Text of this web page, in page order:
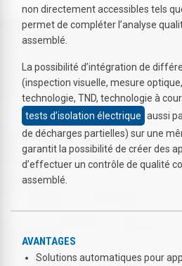
non directement accessibles tels
permet de compléter l’analyse
assemblé.
La possibilité d’intégration de
(inspection visuelle, mesure
technologie, TND, technologie à
tests d’isolation électrique aussi
de décharges partielles) sur une
garantit la possibilité de créer des
d’effectuer un contrôle de qualité
assemblé.
AVANTAGES
Solutions automatiques pour